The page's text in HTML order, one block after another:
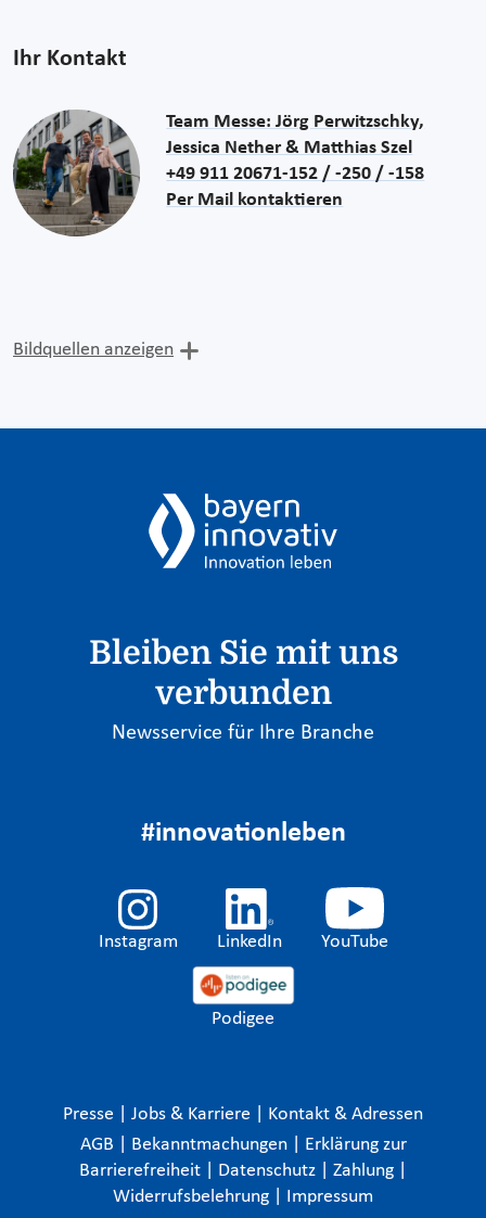
Ihr Kontakt
Team Messe: Jörg Perwitzschky,
Jessica Nether & Matthias Szel
+49 911 20671-152 / -250 / -158
Per Mail kontaktieren
Bildquellen anzeigen
Bleiben Sie mit uns
verbunden
Newsservice für Ihre Branche
#innovationleben
Instagram LinkedIn YouTube
Podigee
Presse Jobs & Karriere
Kontakt & Adressen
AGB
Bekanntmachungen
Erklärung zur
Barrierefreiheit
Datenschutz Zahlung
Widerrufsbelehrung
Impressum